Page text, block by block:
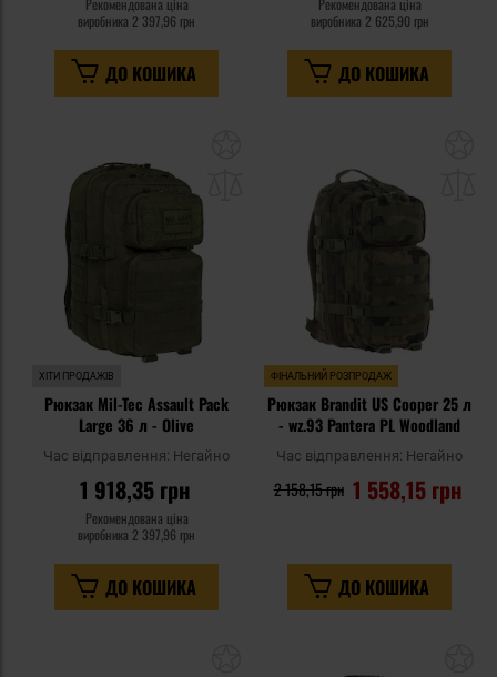
Рекомендована ціна
виробника 2 397,96 грн
ДО КОШИКА
Рекомендована ціна
виробника 2 625,90 грн
ДО КОШИКА
уподобань
ХІТИ ПРОДАЖІВ
Рюкзак Mil-Tec Assault Pack
Large 36 л - Olive
Час відправлення: Негайно
1 918,35 грн
Рекомендована ціна
виробника 2 397,96 грн
ДО КОШИКА
ФІНАЛЬНИЙ РОЗПРОДАЖ
Рюкзак Brandit US Cooper 25 л
- wz.93 Pantera PL Woodland
Час відправлення: Негайно
1 558,15 грн
2 158,15 грн
ДО КОШИКА